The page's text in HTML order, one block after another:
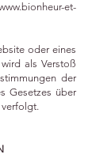
et-
oder eines
als Verstoß
der
Gesetzes über